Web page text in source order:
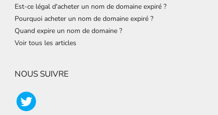
Est-ce légal d'acheter un nom de domaine expiré ?
Pourquoi acheter un nom de domaine expiré ?
Quand expire un nom de domaine ?
Voir tous les articles
NOUS SUIVRE